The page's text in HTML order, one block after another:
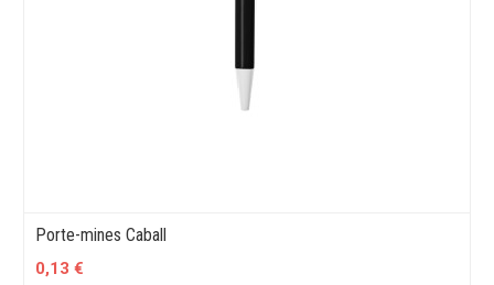
Porte-mines Caball
0,13 €